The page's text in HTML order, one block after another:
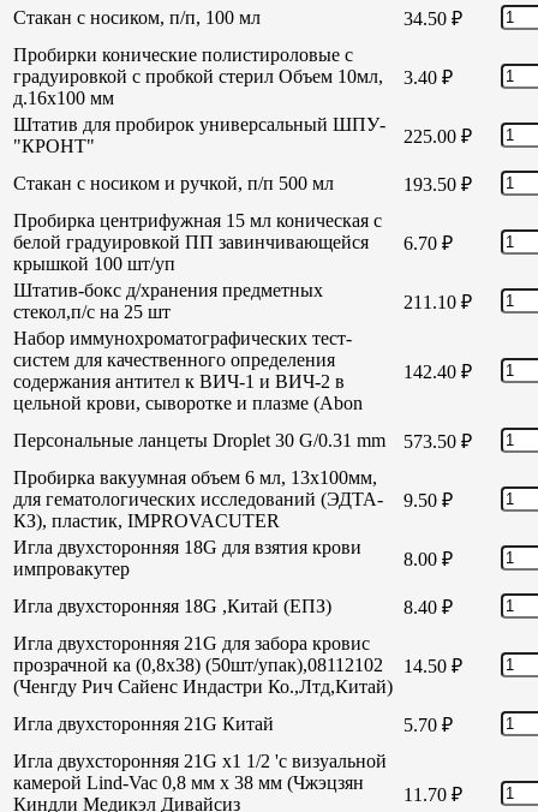
Стакан с носиком, п/п, 100 мл 34.50 ₽
Пробирки конические полистироловые с
градуировкой с пробкой стерил Объем 10мл,
д.16х100 мм
3.40 ₽
Штатив для пробирок универсальный ШПУ-
"КРОНТ"
225.00 ₽
Стакан с носиком и ручкой, п/п 500 мл 193.50 ₽
Пробирка центрифужная 15 мл коническая с
белой градуировкой ПП завинчивающейся
крышкой 100 шт/уп
6.70 ₽
Штатив-бокс д/хранения предметных
стекол,п/с на 25 шт
211.10 ₽
Набор иммунохроматографических тест-
систем для качественного определения
содержания антител к ВИЧ-1 и ВИЧ-2 в
цельной крови, сыворотке и плазме (Abon
142.40 ₽
Персональные ланцеты Droplet 30 G/0.31 mm 573.50 ₽
Пробирка вакуумная объем 6 мл, 13х100мм,
для гематологических исследований (ЭДТА-
КЗ), пластик, IMPROVACUTER
9.50 ₽
Игла двухсторонняя 18G для взятия крови
импровакутер
8.00 ₽
Игла двухсторонняя 18G ,Китай (ЕПЗ) 8.40 ₽
Игла двухсторонняя 21G для забора кровис
прозрачной ка (0,8х38) (50шт/упак),08112102
(Ченгду Рич Сайенс Индастри Ко.,Лтд,Китай)
14.50 ₽
Игла двухсторонняя 21G Китай 5.70 ₽
Игла двухсторонняя 21G х1 1/2 'с визуальной
камерой Lind-Vac 0,8 мм х 38 мм (Чжэцзян
Киндли Медикэл Дивайсиз
11.70 ₽